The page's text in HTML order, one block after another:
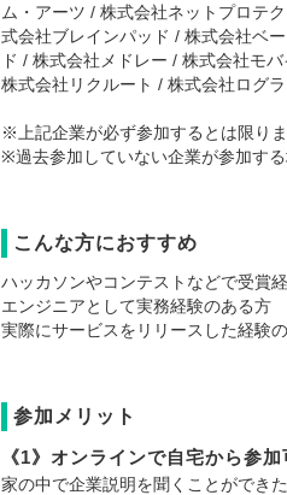
ム・アーツ / 株式会社ネットプロテ
式会社ブレインパッド / 株式会社ベ
ド / 株式会社メドレー / 株式会社モ
株式会社リクルート / 株式会社ログ
※上記企業が必ず参加するとは限りま
※過去参加していない企業が参加する
こんな方におすすめ
ハッカソンやコンテストなどで受賞
エンジニアとして実務経験のある方
実際にサービスをリリースした経験の
参加メリット
《1》オンラインで自宅から参加
家の中で企業説明を聞くことができ